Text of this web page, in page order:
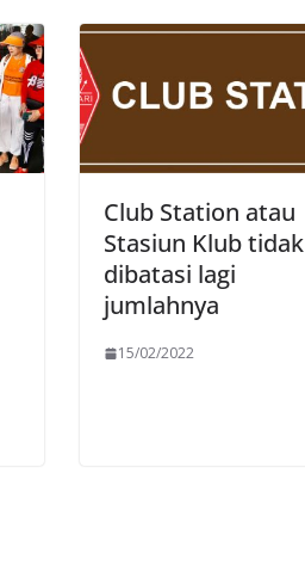
Club Station atau
Stasiun Klub tidak
dibatasi lagi
jumlahnya
15/02/2022